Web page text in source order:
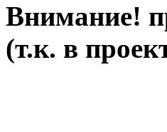
Внимание!
(т.к. в